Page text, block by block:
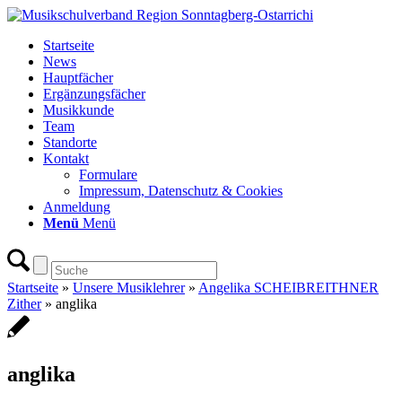
Startseite
News
Hauptfächer
Ergänzungsfächer
Musikkunde
Team
Standorte
Kontakt
Formulare
Impressum, Datenschutz & Cookies
Anmeldung
Menü Menü
Startseite » Unsere Musiklehrer» Angelika SCHEIBREITHNER
Zither» anglika
anglika